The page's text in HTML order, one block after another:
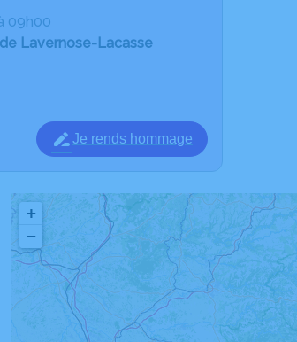
09h00
Lavernose-Lacasse
Je rends hommage
+
−